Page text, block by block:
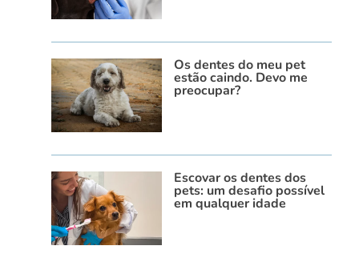
Os dentes do meu pet
estão caindo. Devo me
preocupar?
Escovar os dentes dos
pets: um desafio possível
em qualquer idade